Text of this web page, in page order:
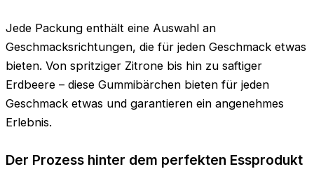
Jede Packung enthält eine Auswahl an
Geschmacksrichtungen, die für jeden Geschmack etwas
bieten. Von spritziger Zitrone bis hin zu saftiger
Erdbeere – diese Gummibärchen bieten für jeden
Geschmack etwas und garantieren ein angenehmes
Erlebnis.
Der Prozess hinter dem perfekten Essprodukt